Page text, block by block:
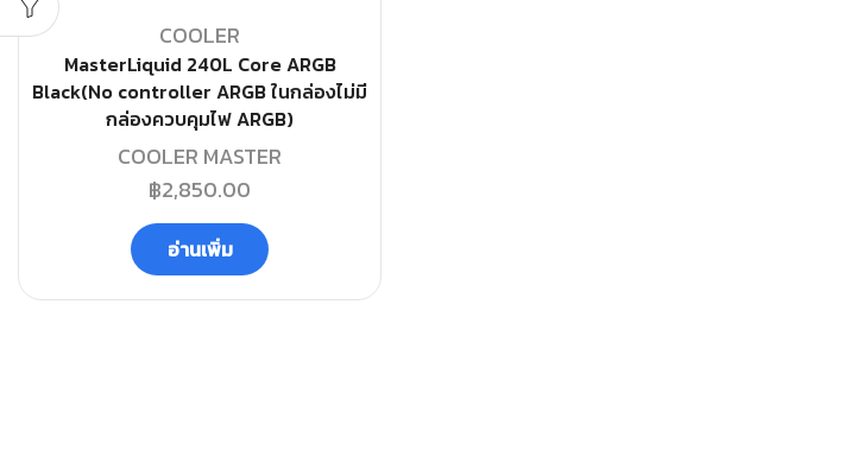
COOLER
MasterLiquid 240L Core ARGB
Black(No controller ARGB ในกล่องไม่มี
กล่องควบคุมไฟ ARGB)
COOLER MASTER
฿2,850.00
อ่านเพิ่ม